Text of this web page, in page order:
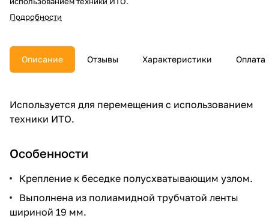
Подробности
Описание Отзывы Характеристики Оплата
Используется для перемещения с использованием
техники ИТО.
Особенности
Крепление к беседке полусхватывающим узлом.
Выполнена из полиамидной трубчатой ленты
шириной 19 мм.